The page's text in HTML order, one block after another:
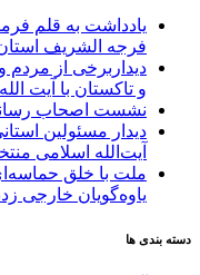
یادداشت به قلم
فرجه الشریف
دیداربرخی از مردم
و تاکستان با آیت
نشست اصحاب رسانه
دیدار مسئولین
آیت‌الله‌ اسلامی
ملت با خلق
یاوه‌گویان خارجی
دسته بندی ها